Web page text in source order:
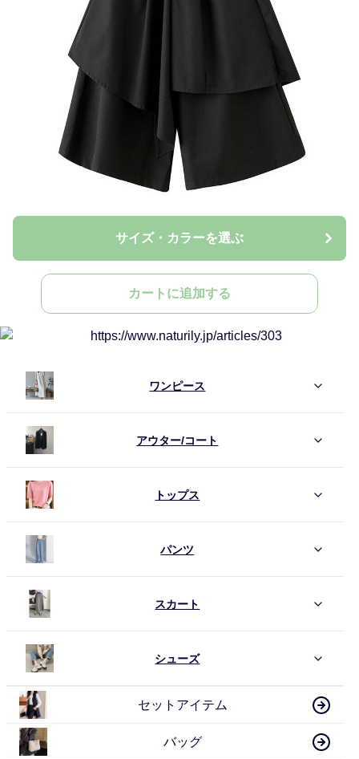
サイズ・カラーを選ぶ
カートに追加する
ワンピース
アウター/コート
トップス
パンツ
スカート
シューズ
セットアイテム
バッグ